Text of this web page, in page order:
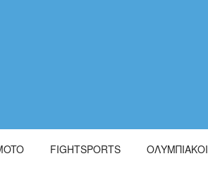
FIGHTSPORTS ΟΛΥΜΠΙΑΚΟΙ